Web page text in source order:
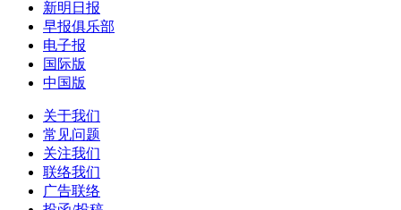
新明日报
早报俱乐部
电子报
国际版
中国版
关于我们
常见问题
关注我们
联络我们
广告联络